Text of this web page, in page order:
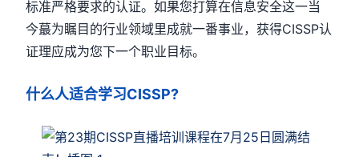
标准严格要求的认证。如果您打算在信息安全这一当
今蕞为瞩目的行业领域里成就一番事业，获得CISSP认
证理应成为您下一个职业目标。
什么人适合学习CISSP?